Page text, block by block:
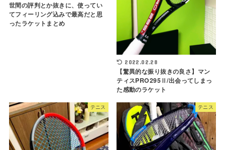
世間の評判とか抜きに、使ってい
てフィーリング込みで最高だと思
ったラケットまとめ
2022.02.28
【驚異的な振り抜きの良さ】マン
ティスPRO295Ⅱ/出会ってしまっ
た感動のラケット
テニス テニス